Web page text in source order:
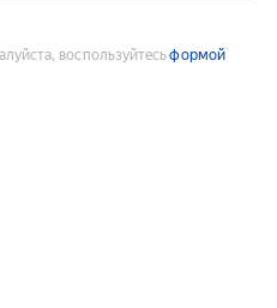
воспользуйтесьформой